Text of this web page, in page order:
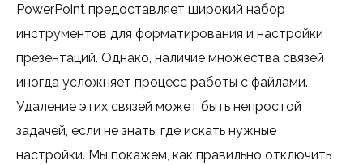
PowerPoint предоставляет широкий набор
инструментов для форматирования и настройки
презентаций. Однако, наличие множества связей
иногда усложняет процесс работы с файлами.
Удаление этих связей может быть непростой
задачей, если не знать, где искать нужные
настройки. Мы покажем, как правильно отключить